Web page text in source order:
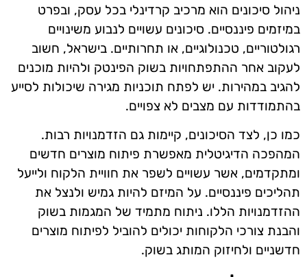
ניהול סיכונים הוא מרכיב קרדינלי בכל עסק, ובפרט
במיזמים פיננסיים. סיכונים עשויים לנבוע משינויים
רגולטוריים, טכנולוגיים, או תחרותיים. בישראל, חשוב
לעקוב אחר ההתפתחויות בשוק הפינטק ולהיות מוכנים
להגיב במהירות. יש לפתח תוכניות מגירה שיכולות לסייע
בהתמודדות עם מצבים לא צפויים.
כמו כן, לצד הסיכונים, קיימות גם הזדמנויות רבות.
המהפכה הדיגיטלית מאפשרת פיתוח מוצרים חדשים
ומתקדמים, אשר עשויים לשפר את חוויית הלקוח ולייעל
תהליכים פיננסיים. על המיזם להיות גמיש ולנצל את
ההזדמנויות הללו. ניתוח מתמיד של המגמות בשוק
והבנת צורכי הלקוחות יכולים להוביל לפיתוח מוצרים
חדשניים ולחיזוק המותג בשוק.